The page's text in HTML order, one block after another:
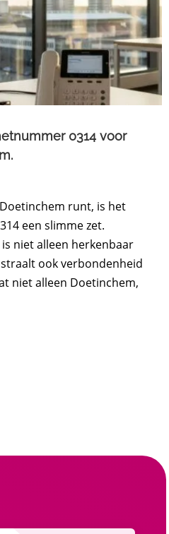
0314 voor
runt, is het
een slimme zet.
niet alleen herkenbaar
ook verbondenheid
niet alleen Doetinchem,